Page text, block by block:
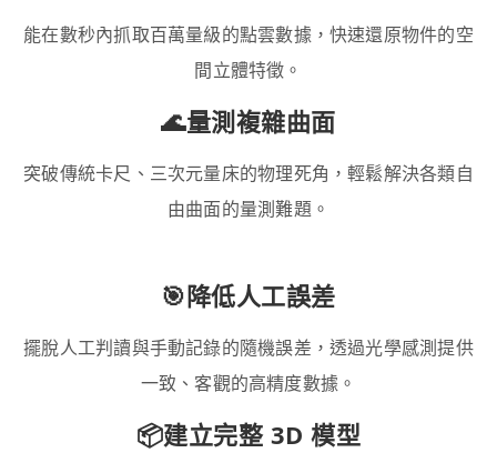
能在數秒內抓取百萬量級的點雲數據，快速還原物件的空
間立體特徵。
🌊量測複雜曲面
突破傳統卡尺、三次元量床的物理死角，輕鬆解決各類自
由曲面的量測難題。
🎯降低人工誤差
擺脫人工判讀與手動記錄的隨機誤差，透過光學感測提供
一致、客觀的高精度數據。
📦建立完整 3D 模型